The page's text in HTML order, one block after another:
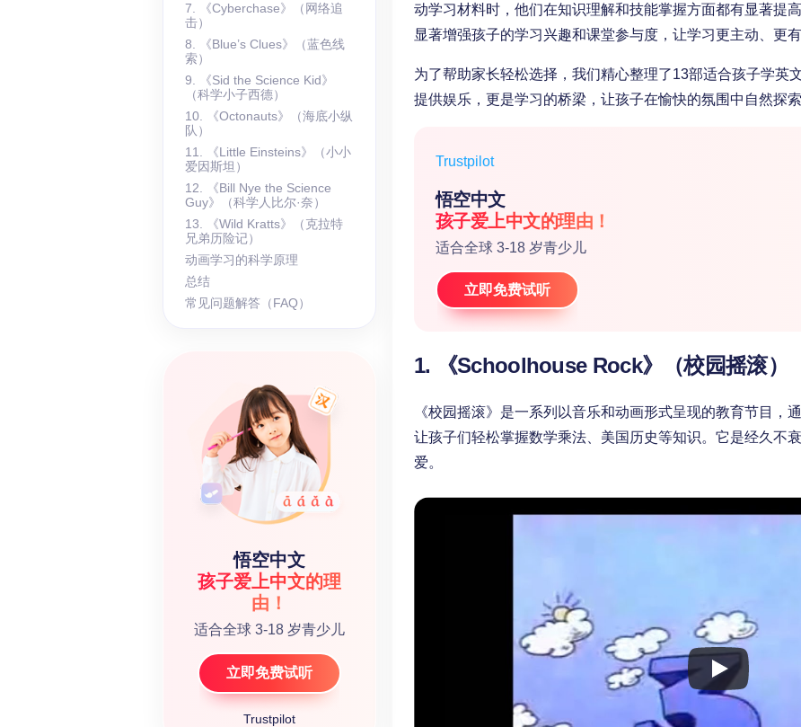
7. 《Cyberchase》（网络追
击）
8. 《Blue’s Clues》（蓝色线
索）
9. 《Sid the Science Kid》
（科学小子西德）
10. 《Octonauts》（海底小纵
队）
11. 《Little Einsteins》（小小
爱因斯坦）
12. 《Bill Nye the Science
Guy》（科学人比尔·奈）
13. 《Wild Kratts》（克拉特
兄弟历险记）
动画学习的科学原理
总结
常见问题解答（FAQ）
Trustpilot
悟空中文
孩子爱上中文的理
由！
适合全球 3-18 岁青少儿
立即免费试听
动学习材料时，他们在知识理解和技能掌握方面都有显著提
显著增强孩子的学习兴趣和课堂参与度，让学习更主动、更有
为了帮助家长轻松选择，我们精心整理了13部适合孩子学英
提供娱乐，更是学习的桥梁，让孩子在愉快的氛围中自然探
Trustpilot
悟空中文
孩子爱上中文的理由！
适合全球 3-18 岁青少儿
立即免费试听
1. 《Schoolhouse Rock》（校园摇滚）
《校园摇滚》是一系列以音乐和动画形式呈现的教育节目，
让孩子们轻松掌握数学乘法、美国历史等知识。它是经久不
爱。